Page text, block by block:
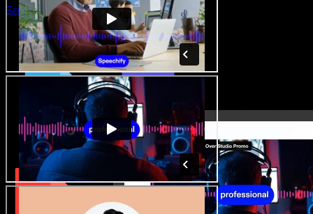
Ξεκινήστε με το Studio